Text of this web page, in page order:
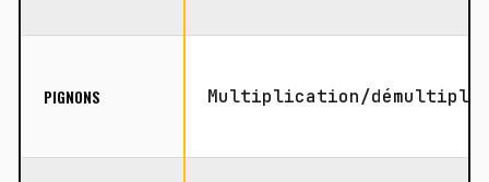
PIGNONS Multiplication/